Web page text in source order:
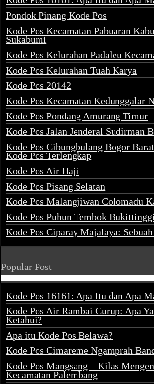
Pondok Pinang Kode Pos
Kode Pos Kecamatan Pabuaran
Sukabumi
Kode Pos Kelurahan Padaleu
Kode Pos Kelurahan Tuah Karya
Kode Pos 20142
Kode Pos Kecamatan Kedunggalar
Kode Pos Pondang Amurang Timur
Kode Pos Jalan Jenderal Sudirman
Kode Pos Cibungbulang Bogor
Kode Pos Terlengkap
Kode Pos Air Haji
Kode Pos Pisang Selatan
Kode Pos Malangjiwan Colomadu
Kode Pos Puhun Tembok Bukittinggi
Kode Pos Ciparay Majalaya:
Popular Post
Kode Pos 16161: Apa Itu dan Apa
Kode Pos Air Rambai Curup: Apa
Ketahui?
Apa itu Kode Pos Belawa?
Kode Pos Cimareme Ngamprah
Kode Pos Mangsang – Kilas
Kecamatan Palembang